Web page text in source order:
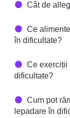
Cât de
Ce
în dificultate?
Ce exerciții
dificultate?
Cum pot
lepadare în